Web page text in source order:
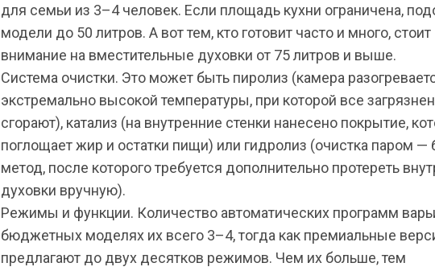
для семьи из 3–4 человек. Если площадь кухни ограничена,
модели до 50 литров. А вот тем, кто готовит часто и много, стоит
внимание на вместительные духовки от 75 литров и выше.
Система очистки. Это может быть пиролиз (камера
экстремально высокой температуры, при которой все
сгорают), катализ (на внутренние стенки нанесено покрытие,
поглощает жир и остатки пищи) или гидролиз (очистка паром
метод, после которого требуется дополнительно протереть
духовки вручную).
Режимы и функции. Количество автоматических программ
бюджетных моделях их всего 3–4, тогда как премиальные
предлагают до двух десятков режимов. Чем их больше, тем